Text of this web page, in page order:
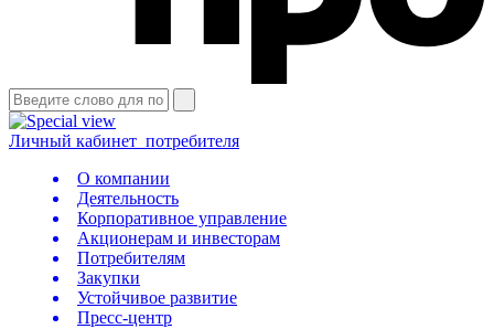
Личный кабинет потребителя
О компании
Деятельность
Корпоративное управление
Акционерам и инвесторам
Потребителям
Закупки
Устойчивое развитие
Пресс-центр